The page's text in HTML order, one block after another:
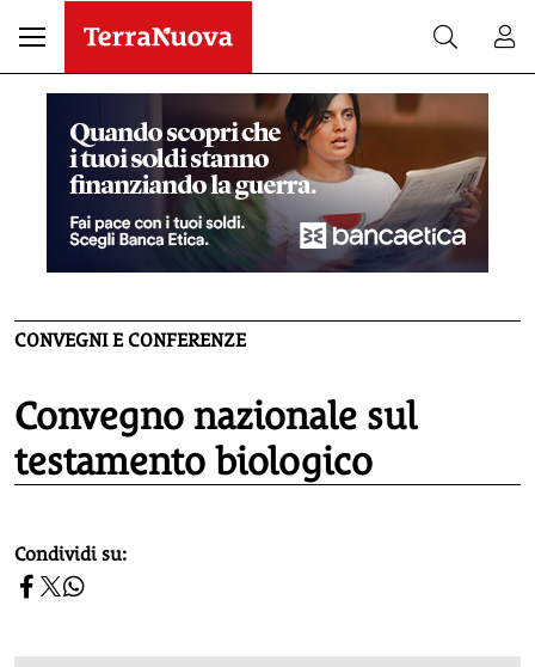
CONVEGNI E CONFERENZE
Convegno nazionale sul
testamento biologico
homepage h2
Condividi su: